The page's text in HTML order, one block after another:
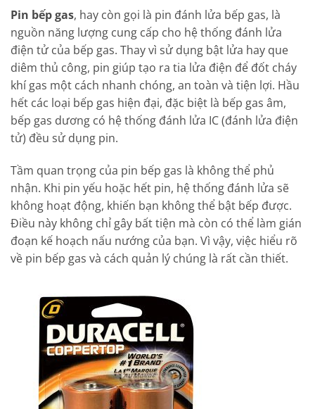
Pin bếp gas, hay còn gọi là pin đánh lửa bếp gas, là
nguồn năng lượng cung cấp cho hệ thống đánh lửa
điện tử của bếp gas. Thay vì sử dụng bật lửa hay que
diêm thủ công, pin giúp tạo ra tia lửa điện để đốt cháy
khí gas một cách nhanh chóng, an toàn và tiện lợi. Hầu
hết các loại bếp gas hiện đại, đặc biệt là bếp gas âm,
bếp gas dương có hệ thống đánh lửa IC (đánh lửa điện
tử) đều sử dụng pin.
Tầm quan trọng của pin bếp gas là không thể phủ
nhận. Khi pin yếu hoặc hết pin, hệ thống đánh lửa sẽ
không hoạt động, khiến bạn không thể bật bếp được.
Điều này không chỉ gây bất tiện mà còn có thể làm gián
đoạn kế hoạch nấu nướng của bạn. Vì vậy, việc hiểu rõ
về pin bếp gas và cách quản lý chúng là rất cần thiết.